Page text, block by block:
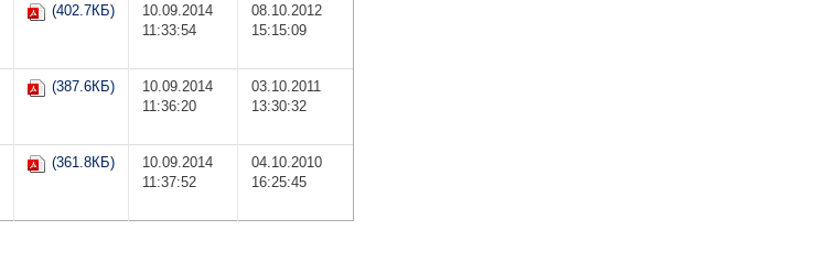
(402.7КБ)
10.09.2014
11:33:54
08.10.2012
15:15:09
(387.6КБ)
10.09.2014
11:36:20
03.10.2011
13:30:32
(361.8КБ)
10.09.2014
11:37:52
04.10.2010
16:25:45